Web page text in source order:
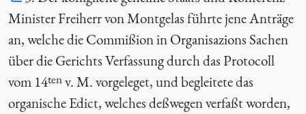
Minister Freiherr von Montgelas führte jene Anträge
an, welche die Commißion in Organisazions Sachen
über die Gerichts Verfassung durch das Protocoll
vom 14tenv. M. vorgeleget, und begleitete das
organische Edict, welches deßwegen verfaßt worden,